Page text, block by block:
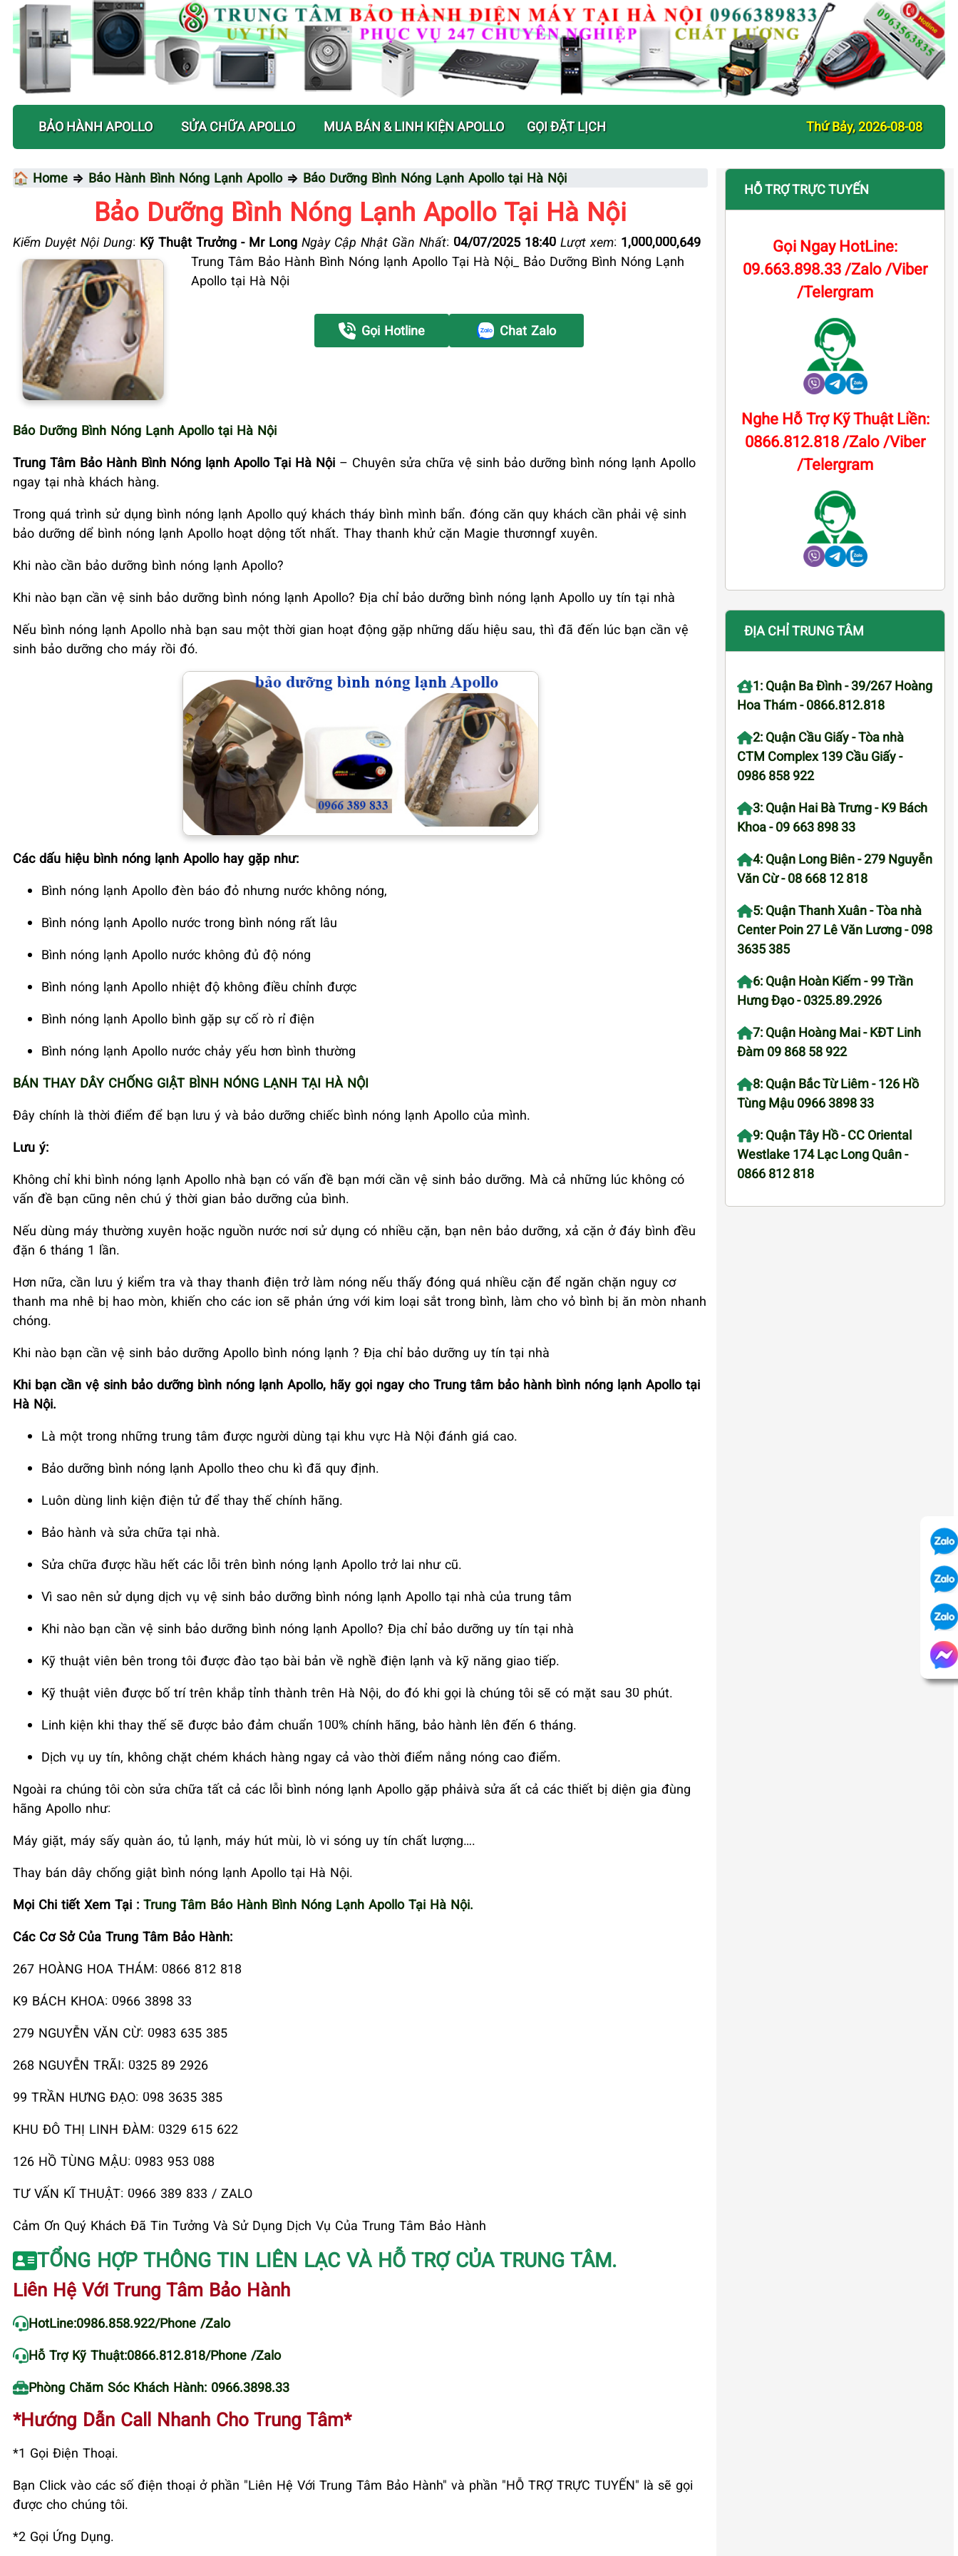
BẢO HÀNH APOLLO SỬA CHỮA APOLLO MUA BÁN & LINH KIỆN APOLLO GỌI ĐẶT LỊCH Thứ Bảy, 2026-08-08
🏠 Home ⇒ Bảo Hành Bình Nóng Lạnh Apollo⇒ Bảo Dưỡng Bình Nóng Lạnh Apollo tại Hà Nội
Bảo Dưỡng Bình Nóng Lạnh Apollo Tại Hà Nội
Kiểm Duyệt Nội Dung: Kỹ Thuật Trưởng - Mr Long Ngày Cập Nhật Gần Nhất: 04/07/2025 18:40 Lượt xem: 1,000,000,649
Trung Tâm Bảo Hành Bình Nóng lạnh Apollo Tại Hà Nội_ Bảo Dưỡng Bình Nóng Lạnh
Apollo tại Hà Nội
Gọi Hotline Chat Zalo
Bảo Dưỡng Bình Nóng Lạnh Apollo tại Hà Nội
Trung Tâm Bảo Hành Bình Nóng lạnh Apollo Tại Hà Nội – Chuyên sửa chữa vệ sinh bảo dưỡng bình nóng lạnh Apollo
ngay tại nhà khách hàng.
Trong quá trình sử dụng bình nóng lạnh Apollo quý khách tháy bình mình bẩn. đóng căn quy khách cần phải vệ sinh
bảo dưỡng dể bình nóng lạnh Apollo hoạt dộng tốt nhất. Thay thanh khử cặn Magie thươnngf xuyên.
Khi nào cần bảo dưỡng bình nóng lạnh Apollo?
Khi nào bạn cần vệ sinh bảo dưỡng bình nóng lạnh Apollo? Địa chỉ bảo dưỡng bình nóng lạnh Apollo uy tín tại nhà
Nếu bình nóng lạnh Apollo nhà bạn sau một thời gian hoạt động gặp những dấu hiệu sau, thì đã đến lúc bạn cần vệ
sinh bảo dưỡng cho máy rồi đó.
Các dấu hiệu bình nóng lạnh Apollo hay gặp như:
Bình nóng lạnh Apollo đèn báo đỏ nhưng nước không nóng,
Bình nóng lạnh Apollo nước trong bình nóng rất lâu
Bình nóng lạnh Apollo nước không đủ độ nóng
Bình nóng lạnh Apollo nhiệt độ không điều chỉnh được
Bình nóng lạnh Apollo bình gặp sự cố rò rỉ điện
Bình nóng lạnh Apollo nước chảy yếu hơn bình thường
BÁN THAY DÂY CHỐNG GIẬT BÌNH NÓNG LẠNH TẠI HÀ NỘI
Đây chính là thời điểm để bạn lưu ý và bảo dưỡng chiếc bình nóng lạnh Apollo của mình.
Lưu ý:
Không chỉ khi bình nóng lạnh Apollo nhà bạn có vấn đề bạn mới cần vệ sinh bảo dưỡng. Mà cả những lúc không có
vấn đề bạn cũng nên chú ý thời gian bảo dưỡng của bình.
Nếu dùng máy thường xuyên hoặc nguồn nước nơi sử dụng có nhiều cặn, bạn nên bảo dưỡng, xả cặn ở đáy bình đều
đặn 6 tháng 1 lần.
Hơn nữa, cần lưu ý kiểm tra và thay thanh điện trở làm nóng nếu thấy đóng quá nhiều cặn để ngăn chặn nguy cơ
thanh ma nhê bị hao mòn, khiến cho các ion sẽ phản ứng với kim loại sắt trong bình, làm cho vỏ bình bị ăn mòn nhanh
chóng.
Khi nào bạn cần vệ sinh bảo dưỡng Apollo bình nóng lạnh ? Địa chỉ bảo dưỡng uy tín tại nhà
Khi bạn cần vệ sinh bảo dưỡng bình nóng lạnh Apollo, hãy gọi ngay cho Trung tâm bảo hành bình nóng lạnh Apollo tại
Hà Nội.
Là một trong những trung tâm được người dùng tại khu vực Hà Nội đánh giá cao.
Bảo dưỡng bình nóng lạnh Apollo theo chu kì đã quy định.
Luôn dùng linh kiện điện tử để thay thế chính hãng.
Bảo hành và sửa chữa tại nhà.
Sửa chữa được hầu hết các lỗi trên bình nóng lạnh Apollo trở lai như cũ.
Vì sao nên sử dụng dịch vụ vệ sinh bảo dưỡng bình nóng lạnh Apollo tại nhà của trung tâm
Khi nào bạn cần vệ sinh bảo dưỡng bình nóng lạnh Apollo? Địa chỉ bảo dưỡng uy tín tại nhà
Kỹ thuật viên bên trong tôi được đào tạo bài bản về nghề điện lạnh và kỹ năng giao tiếp.
Kỹ thuật viên được bố trí trên khắp tỉnh thành trên Hà Nội, do đó khi gọi là chúng tôi sẽ có mặt sau 30 phút.
Linh kiện khi thay thế sẽ được bảo đảm chuẩn 100% chính hãng, bảo hành lên đến 6 tháng.
Dịch vụ uy tín, không chặt chém khách hàng ngay cả vào thời điểm nắng nóng cao điểm.
Ngoài ra chúng tôi còn sửa chữa tất cả các lỗi bình nóng lạnh Apollo gặp phảivà sửa ất cả các thiết bị diện gia đùng
hãng Apollo như:
Máy giặt, máy sấy quàn áo, tủ lạnh, máy hút mùi, lò vi sóng uy tín chất lượng….
Thay bán dây chống giật bình nóng lạnh Apollo tại Hà Nội.
Mọi Chi tiết Xem Tại : Trung Tâm Bảo Hành Bình Nóng Lạnh Apollo Tại Hà Nội.
Các Cơ Sở Của Trung Tâm Bảo Hành:
267 HOÀNG HOA THÁM: 0866 812 818
K9 BÁCH KHOA: 0966 3898 33
279 NGUYỄN VĂN CỪ: 0983 635 385
268 NGUYỄN TRÃI: 0325 89 2926
99 TRẦN HƯNG ĐẠO: 098 3635 385
KHU ĐÔ THỊ LINH ĐÀM: 0329 615 622
126 HỒ TÙNG MẬU: 0983 953 088
TƯ VẤN KĨ THUẬT: 0966 389 833 / ZALO
Cảm Ơn Quý Khách Đã Tin Tưởng Và Sử Dụng Dịch Vụ Của Trung Tâm Bảo Hành
TỔNG HỢP THÔNG TIN LIÊN LẠC VÀ HỖ TRỢ CỦA TRUNG TÂM.
Liên Hệ Với Trung Tâm Bảo Hành
HotLine:0986.858.922/Phone /Zalo
Hỗ Trợ Kỹ Thuật:0866.812.818/Phone /Zalo
Phòng Chăm Sóc Khách Hành: 0966.3898.33
*Hướng Dẫn Call Nhanh Cho Trung Tâm*
*1 Gọi Điện Thoại.
Bạn Click vào các số điện thoại ở phần "Liên Hệ Với Trung Tâm Bảo Hành" và phần "HỖ TRỢ TRỰC TUYẾN" là sẽ gọi
được cho chúng tôi.
*2 Gọi Ứng Dụng.
HỖ TRỢ TRỰC TUYẾN
Gọi Ngay HotLine:
09.663.898.33 /Zalo /Viber
/Telergram
Nghe Hỗ Trợ Kỹ Thuật Liền:
0866.812.818 /Zalo /Viber
/Telergram
ĐỊA CHỈ TRUNG TÂM
1: Quận Ba Đình - 39/267 Hoàng
Hoa Thám - 0866.812.818
2: Quận Cầu Giấy - Tòa nhà
CTM Complex 139 Cầu Giấy -
0986 858 922
3: Quận Hai Bà Trưng - K9 Bách
Khoa - 09 663 898 33
4: Quận Long Biên - 279 Nguyễn
Văn Cừ - 08 668 12 818
5: Quận Thanh Xuân - Tòa nhà
Center Poin 27 Lê Văn Lương - 098
3635 385
6: Quận Hoàn Kiếm - 99 Trần
Hưng Đạo - 0325.89.2926
7: Quận Hoàng Mai - KĐT Linh
Đàm 09 868 58 922
8: Quận Bắc Từ Liêm - 126 Hồ
Tùng Mậu 0966 3898 33
9: Quận Tây Hồ - CC Oriental
Westlake 174 Lạc Long Quân -
0866 812 818